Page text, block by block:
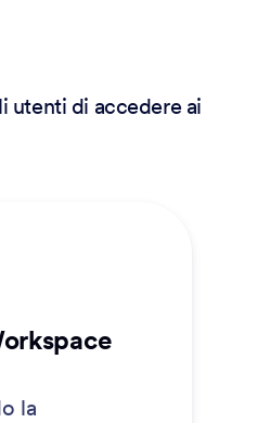
utenti di accedere ai
la